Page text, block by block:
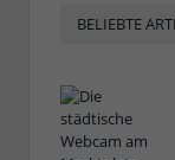
BELIEBTE